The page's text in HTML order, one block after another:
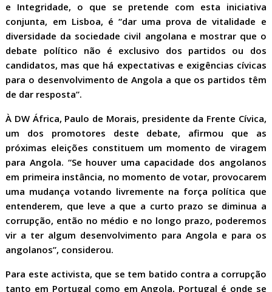
e Integridade, o que se pretende com esta iniciativa
conjunta, em Lisboa, é “dar uma prova de vitalidade e
diversidade da sociedade civil angolana e mostrar que o
debate político não é exclusivo dos partidos ou dos
candidatos, mas que há expectativas e exigências cívicas
para o desenvolvimento de Angola a que os partidos têm
de dar resposta”.
À DW África, Paulo de Morais, presidente da Frente Cívica,
um dos promotores deste debate, afirmou que as
próximas eleições constituem um momento de viragem
para Angola. “Se houver uma capacidade dos angolanos
em primeira instância, no momento de votar, provocarem
uma mudança votando livremente na força política que
entenderem, que leve a que a curto prazo se diminua a
corrupção, então no médio e no longo prazo, poderemos
vir a ter algum desenvolvimento para Angola e para os
angolanos”, considerou.
Para este activista, que se tem batido contra a corrupção
tanto em Portugal como em Angola, Portugal é onde se